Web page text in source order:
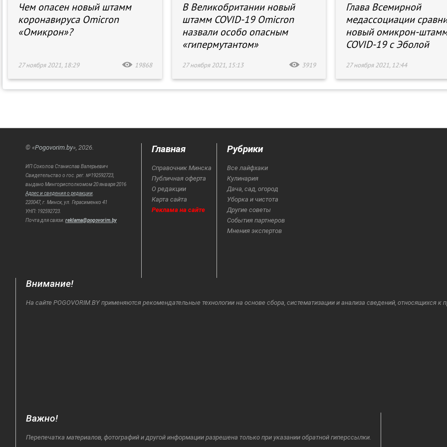
Чем опасен новый штамм
коронавируса Omicron
«Омикрон»?
27 ноября 2021, 18:29 19868
В Великобритании новый
штамм COVID-19 Omicron
назвали особо опасным
«гипермутантом»
27 ноября 2021, 15:13 3919
Глава Всемирной
медассоциации
новый омикрон-
COVID-19 с Эболой
27 ноября 2021, 12:44
© «Pogovorim.by», 2026.
ИП Соколов Станислав Валерьевич
Свидетельство о гос. рег. №192592723,
выдано Мингорисполкомом 20 января 2016
Адрес и сведения о редакции.
220047, г. Минск, ул. Герасименко 41
УНП: 192592723.
Почта для связи:reklama@pogovorim.by
Главная
Справочник Минска
Публичная оферта
О редакции
Карта сайта
Реклама на сайте
Рубрики
Все лайфхаки
Кулинария
Дача, сад, огород
Уборка и чистота
Другие советы
События партнеров
Мнения экспертов
Внимание!
На сайте POGOVORIM.BY применяются рекомендательные технологии на основе сбора, систематизации и анализа сведений, относящихся к
Важно!
Перепечатка материалов, фотографий и другой информации разрешена только при указании обратной гиперссылки.